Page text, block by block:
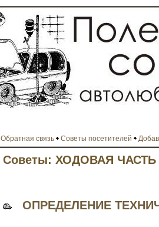
Обратная связь Советы посетителей
Советы: ХОДОВАЯ ЧАСТЬ
ОПРЕДЕЛЕНИЕ